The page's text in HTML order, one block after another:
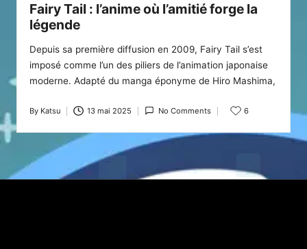
Fairy Tail : l’anime où l’amitié forge la
légende
Depuis sa première diffusion en 2009, Fairy Tail s’est
imposé comme l’un des piliers de l’animation japonaise
moderne. Adapté du manga éponyme de Hiro Mashima,
Posted
by
By Katsu 13 mai 2025 No Comments 6